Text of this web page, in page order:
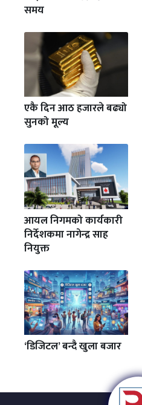
समय
एकै दिन आठ हजारले बढ्यो
सुनको मूल्य
आयल निगमको कार्यकारी
निर्देशकमा नागेन्द्र साह
नियुक्त
‘डिजिटल’ बन्दै खुला बजार